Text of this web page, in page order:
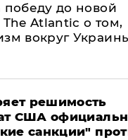
до новой
Atlantic о том,
вокруг
решимость
США
санкции"